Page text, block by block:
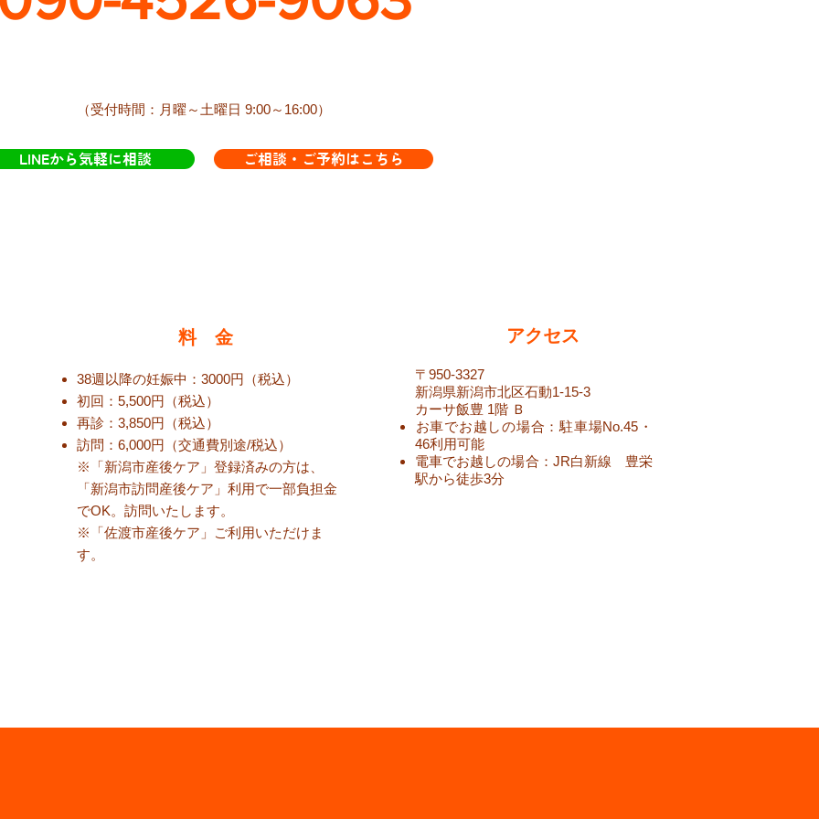
​（受付時間：月曜～土曜日 9:00～16:00）
LINEから気軽に相談 ご相談・ご予約はこちら
料 金
38週以降の妊娠中：3000円（税込）
初回：5,500円（税込）
再診：3,850円（税込）
訪問：6,000円（交通費別途/税込）
※「新潟市産後ケア」登録済みの方は、
「新潟市訪問産後ケア」利用で一部負担金
でOK。訪問いたします。
​※「佐渡市産後ケア」ご利用いただけま
す。
アクセス
​〒950-3327
新潟県新潟市北区石動1-15-3
カーサ飯豊 1階 Ｂ
​お車でお越しの場合：駐車場No.45・
46利用可能
​電車でお越しの場合：JR白新線 豊栄
駅から徒歩3分